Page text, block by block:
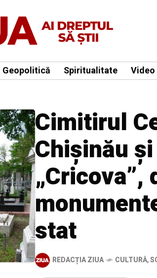
Geopolitică Spiritualitate Video
Cimitirul
Chișinău
„Cricova”,
stat
REDACȚIA ZIUA CULTURĂ,